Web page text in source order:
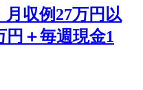
収例27万円以
円＋毎週現金1